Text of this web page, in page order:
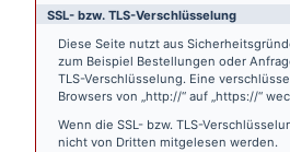
SSL- bzw. TLS-Verschlüsselung
Diese Seite nutzt aus
zum Beispiel Bestellungen oder
TLS-Verschlüsselung. Eine
Browsers von „http://“ auf „https://“
Wenn die SSL- bzw. TLS-
nicht von Dritten mitgelesen werden.